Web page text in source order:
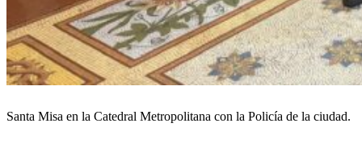
Santa Misa en la Catedral Metropolitana con la Policía de la ciudad.